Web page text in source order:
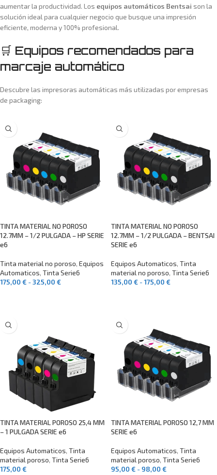
aumentar la productividad. Los equipos automáticos Bentsai son la
solución ideal para cualquier negocio que busque una impresión
eficiente, moderna y 100% profesional.
🛒 Equipos recomendados para
marcaje automático
Descubre las impresoras automáticas más utilizadas por empresas
de packaging:
TINTA MATERIAL NO POROSO
12.7MM – 1/2 PULGADA – HP SERIE
e6
Tinta material no poroso, Equipos
Automaticos, Tinta Serie6
175,00 € -325,00 €
TINTA MATERIAL NO POROSO
12.7MM – 1/2 PULGADA – BENTSAI
SERIE e6
Equipos Automaticos, Tinta
material no poroso, Tinta Serie6
135,00 € -175,00 €
TINTA MATERIAL POROSO 25,4 MM
– 1 PULGADA SERIE e6
Equipos Automaticos, Tinta
material poroso, Tinta Serie6
175,00 €
TINTA MATERIAL POROSO 12,7 MM
SERIE e6
Equipos Automaticos, Tinta
material poroso, Tinta Serie6
95,00 € - 98,00 €